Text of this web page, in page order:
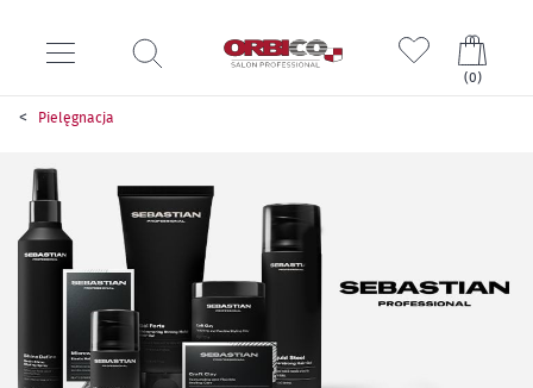
(0)
Pielęgnacja